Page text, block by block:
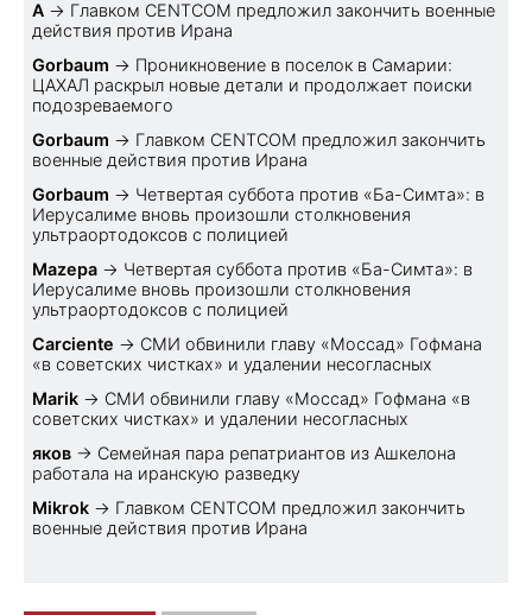
A → Главком CENTCOM предложил закончить военные
действия против Ирана
Gorbaum → Проникновение в поселок в Самарии:
ЦАХАЛ раскрыл новые детали и продолжает поиски
подозреваемого
Gorbaum → Главком CENTCOM предложил закончить
военные действия против Ирана
Gorbaum → Четвертая суббота против «Ба-Симта»: в
Иерусалиме вновь произошли столкновения
ультраортодоксов с полицией
Mazepa → Четвертая суббота против «Ба-Симта»: в
Иерусалиме вновь произошли столкновения
ультраортодоксов с полицией
Carciente → СМИ обвинили главу «Моссад» Гофмана
«в советских чистках» и удалении несогласных
Marik → СМИ обвинили главу «Моссад» Гофмана «в
советских чистках» и удалении несогласных
яков → Семейная пара репатриантов из Ашкелона
работала на иранскую разведку
Mikrok → Главком CENTCOM предложил закончить
военные действия против Ирана